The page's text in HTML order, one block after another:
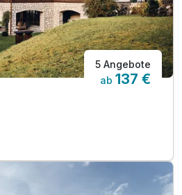
5 Angebote
ab 137 €